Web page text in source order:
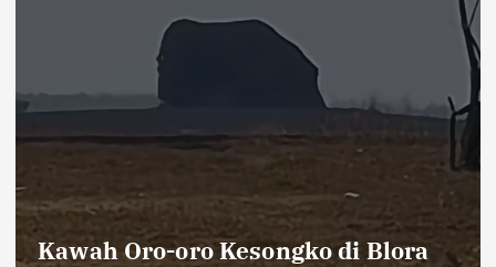
Khutbah Jumat Ingatkan Jamaah
tentang Keterbatasan Waktu dan